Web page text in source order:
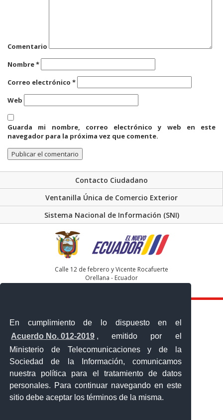
En cumplimiento de lo dispuesto en el
Acuerdo No. 012-2019 , emitido por el
Ministerio de Telecomunicaciones y de la
Sociedad de la Información, comunicamos
nuestra política para el tratamiento de datos
personales. Para continuar navegando en este
sitio debe aceptar los términos de la misma.
Comentario
Nombre*
Correo electrónico *
Web
Guarda mi nombre, correo electrónico y web en este
navegador para la próxima vez que comente.
Contacto Ciudadano
Ventanilla Única de Comercio Exterior
Sistema Nacional de Información (SNI)
Calle 12 de febrero y Vicente Rocafuerte
Orellana - Ecuador